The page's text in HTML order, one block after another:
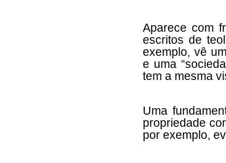
Aparece com
escritos de
exemplo, vê
e uma
tem a mesma
Uma
propriedade
por exemplo,